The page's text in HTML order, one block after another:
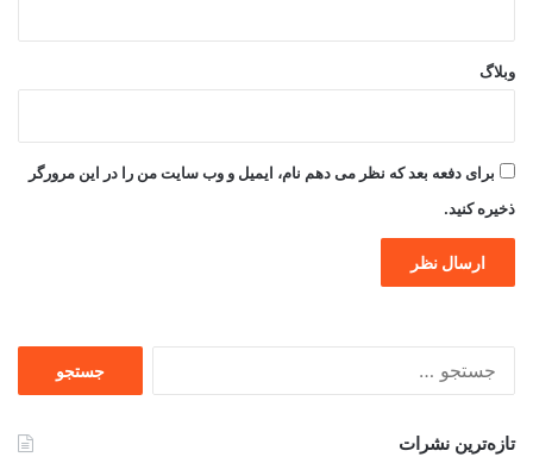
وبلاگ
برای دفعه بعد که نظر می دهم نام، ایمیل و وب سایت من را در این مرورگر
ذخیره کنید.
تازه‌ترین نشرات